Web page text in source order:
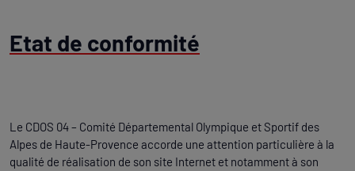
Etat de conformité
Le CDOS 04 – Comité Départemental Olympique et Sportif des
Alpes de Haute-Provence accorde une attention particulière à la
qualité de réalisation de son site Internet et notamment à son